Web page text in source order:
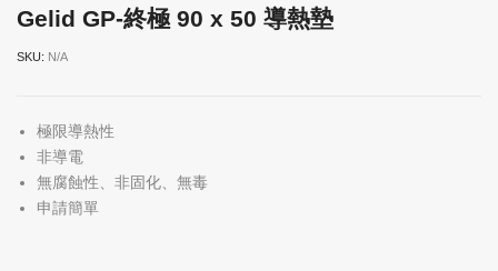
Gelid GP-終極 90 x 50 導熱墊
SKU: N/A
極限導熱性
非導電
無腐蝕性、非固化、無毒
申請簡單